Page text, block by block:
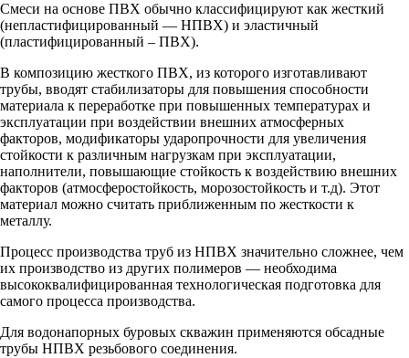
Смеси на основе ПВХ обычно классифицируют как жесткий
(непластифицированный — НПВХ) и эластичный
(пластифицированный – ПВХ).
В композицию жесткого ПВХ, из которого изготавливают
трубы, вводят стабилизаторы для повышения способности
материала к переработке при повышенных температурах и
эксплуатации при воздействии внешних атмосферных
факторов, модификаторы ударопрочности для увеличения
стойкости к различным нагрузкам при эксплуатации,
наполнители, повышающие стойкость к воздействию внешних
факторов (атмосферостойкость, морозостойкость и т.д). Этот
материал можно считать приближенным по жесткости к
металлу.
Процесс производства труб из НПВХ значительно сложнее, чем
их производство из других полимеров — необходима
высококвалифицированная технологическая подготовка для
самого процесса производства.
Для водонапорных буровых скважин применяются обсадные
трубы НПВХ резьбового соединения.